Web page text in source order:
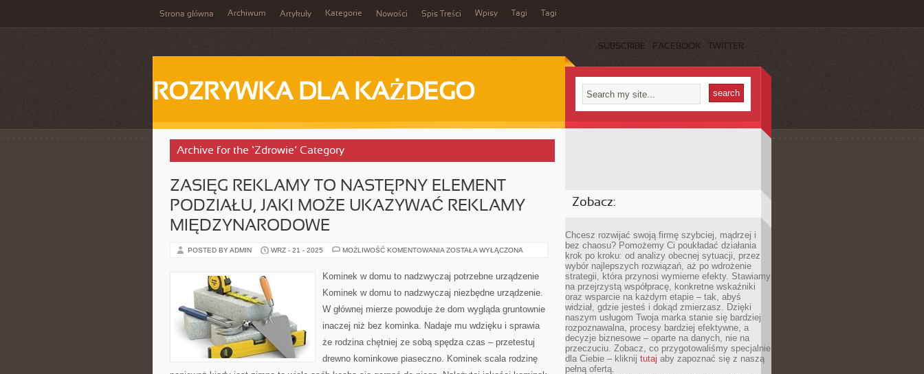
Strona główna Archiwum Artykuły Kategorie Nowości Spis Treści Wpisy Tagi Tagi
SUBSCRIBE FACEBOOK TWITTER
ROZRYWKA DLA KAŻDEGO
Archive for the ‘Zdrowie’ Category
ZASIĘG REKLAMY TO NASTĘPNY ELEMENT
PODZIAŁU, JAKI MOŻE UKAZYWAĆ REKLAMY
MIĘDZYNARODOWE
POSTED BY ADMIN WRZ - 21 - 2025 MOŻLIWOŚĆ KOMENTOWANIA ZASIĘG
NASTĘPNY
ELEMENT
JAKI
UKAZYWAĆ
MIĘDZYNARODOWE
ZOSTAŁA WYŁĄCZONA
Kominek w domu to nadzwyczaj potrzebne urządzenie
Kominek w domu to nadzwyczaj niezbędne urządzenie.
W głównej mierze powoduje że dom wygląda gruntownie
inaczej niż bez kominka. Nadaje mu wdzięku i sprawia
że rodzina chętniej ze sobą spędza czas – przetestuj
drewno kominkowe piaseczno. Kominek scala rodzinę
Zobacz:
Chcesz rozwijać swoją firmę szybciej, mądrzej i
bez chaosu? Pomożemy Ci poukładać działania
krok po kroku: od analizy obecnej sytuacji, przez
wybór najlepszych rozwiązań, aż po wdrożenie
strategii, która przynosi wymierne efekty. Stawiamy
na przejrzystą współpracę, konkretne wskaźniki
oraz wsparcie na każdym etapie – tak, abyś
widział, gdzie jesteś i dokąd zmierzasz. Dzięki
naszym usługom Twoja marka stanie się bardziej
rozpoznawalna, procesy bardziej efektywne, a
decyzje biznesowe – oparte na danych, nie na
przeczuciu. Zobacz, co przygotowaliśmy specjalnie
dla Ciebie – kliknij tutaj aby zapoznać się z naszą
pełną ofertą.